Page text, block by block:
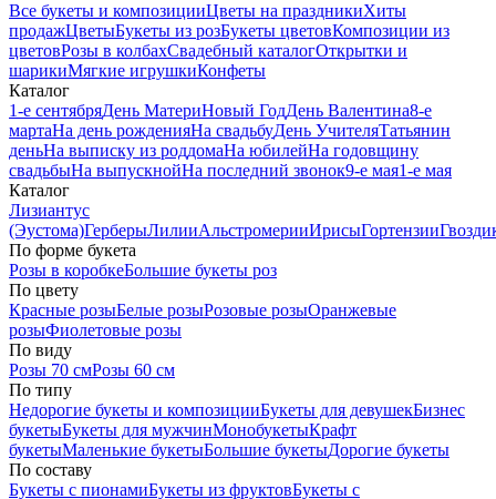
Все букеты и композицииЦветы на праздникиХиты
продажЦветыБукеты из розБукеты цветовКомпозиции из
цветовРозы в колбахСвадебный каталогОткрытки и
шарикиМягкие игрушкиКонфеты
Каталог
1-е сентябряДень МатериНовый ГодДень Валентина8-е
мартаНа день рожденияНа свадьбуДень УчителяТатьянин
деньНа выписку из роддомаНа юбилейНа годовщину
свадьбыНа выпускнойНа последний звонок9-е мая1-е мая
Каталог
Лизиантус
(Эустома)ГерберыЛилииАльстромерииИрисыГортензии
По форме букета
Розы в коробкеБольшие букеты роз
По цвету
Красные розыБелые розыРозовые розыОранжевые
розыФиолетовые розы
По виду
Розы 70 смРозы 60 см
По типу
Недорогие букеты и композицииБукеты для девушекБизнес
букетыБукеты для мужчинМонобукетыКрафт
букетыМаленькие букетыБольшие букетыДорогие букеты
По составу
Букеты с пионамиБукеты из фруктовБукеты с